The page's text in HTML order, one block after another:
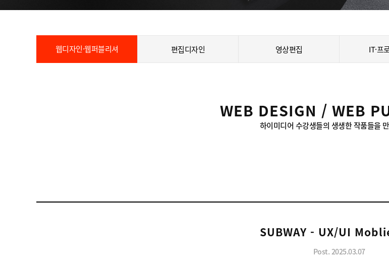
웹디자인·웹퍼블리셔 편집디자인 영상편집 IT·프
WEB DESIGN / WEB
하이미디어 수강생들의 생생한 작품들을
SUBWAY - UX/UI
Post. 2025.03.07